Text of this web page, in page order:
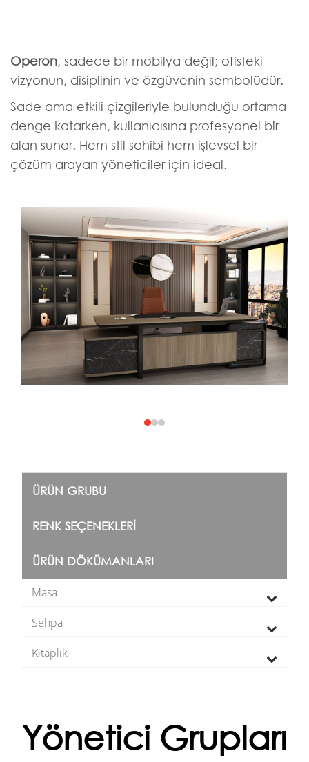
Operon, sadece bir mobilya değil; ofisteki
vizyonun, disiplinin ve özgüvenin sembolüdür.
Sade ama etkili çizgileriyle bulunduğu ortama
denge katarken, kullanıcısına profesyonel bir
alan sunar. Hem stil sahibi hem işlevsel bir
çözüm arayan yöneticiler için ideal.
ÜRÜN GRUBU
RENK SEÇENEKLERI
ÜRÜN DÖKÜMANLARI
Masa
Sehpa
Kitaplık
Yönetici Grupları